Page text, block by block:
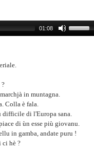
01:08
?
in muntagna.
Colla è fala.
difficile di l'Europa sana.
di ùn esse più giovanu.
in gamba, andate puru !
ci hè ?